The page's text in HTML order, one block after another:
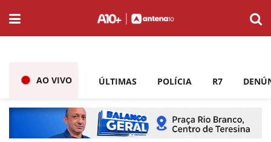
AO VIVO ÚLTIMAS POLÍCIA R7